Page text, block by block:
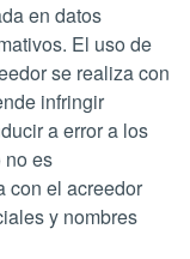
en datos
El uso de
se realiza con
infringir
a error a los
no es
con el acreedor
y nombres